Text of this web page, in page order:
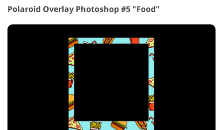
Polaroid Overlay Photoshop #5 "Food"